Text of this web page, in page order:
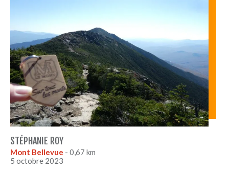
STÉPHANIE ROY
Mont Bellevue - 0,67 km
5 octobre 2023
crêtes regroupant les Monts Haystack, Lincoln et
Lafayette (États-Unis)... comme ce dernier ne figure pas
dans la liste des sommets, j'ai fièrement quand même
apporté le Mont avec moi ;)